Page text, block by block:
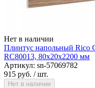
Нет в наличии
Плинтус напольный Rico
RC80013, 80х20х2200 мм
Артикул: sn-57069782
915 руб. / шт.
Нет в наличии